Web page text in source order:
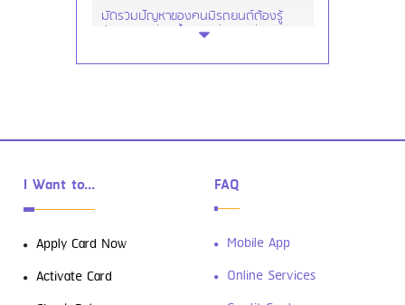
มัดรวมปัญหาของคนมีรถยนต์ต้องรู้
ซ่อมรถ เปลี่ยนน้ำมันเครื่อง เปลี่ยนยาง
ดาวน์โหลดฟรี! 4 แอปการเงินที่ต้องมีติด
I Want to...
Apply Card Now
Activate Card
FAQ
Mobile App
Online Services